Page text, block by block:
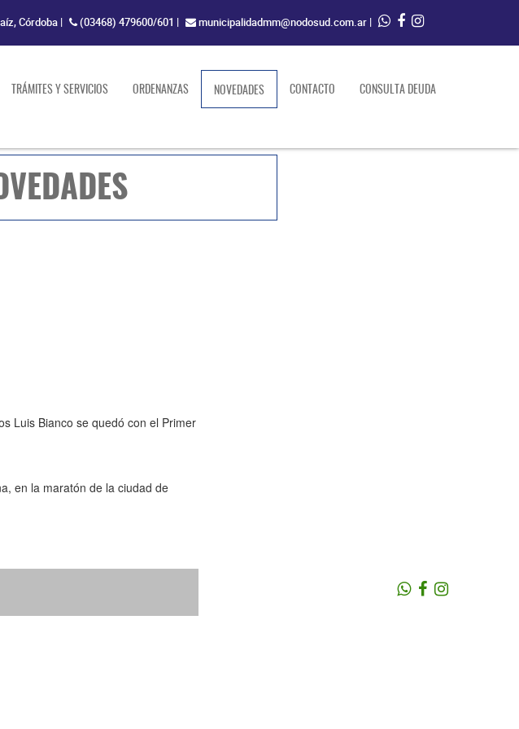
Córdoba | (03468) 479600/601 | municipalidadmm@nodosud.com.ar |
TRÁMITES Y SERVICIOS ORDENANZAS NOVEDADES(current)CONTACTO CONSULTA DEUDA
Luis Bianco se quedó con el Primer
en la maratón de la ciudad de